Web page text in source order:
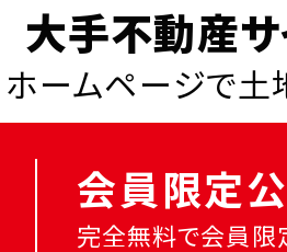
大手不動産サ
ホームページで土
会員限定
完全無料で会員限